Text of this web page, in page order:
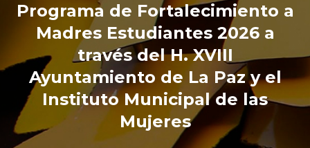
Programa de Fortalecimiento a
Madres Estudiantes 2026 a
través del H. XVIII
Ayuntamiento de La Paz y el
Instituto Municipal de las
Mujeres